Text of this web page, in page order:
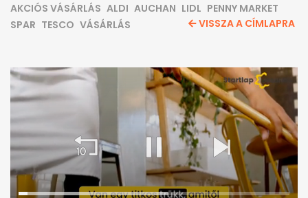
AKCIÓS VÁSÁRLÁS ALDI AUCHAN LIDL PENNY MARKET
SPAR TESCO VÁSÁRLÁS VISSZA A CÍMLAPRA